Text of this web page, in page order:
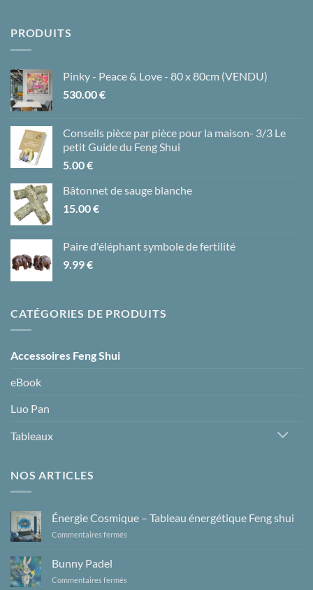
PRODUITS
Pinky - Peace & Love - 80 x 80cm (VENDU)
530.00€
Conseils pièce par pièce pour la maison- 3/3 Le
petit Guide du Feng Shui
5.00€
Bâtonnet de sauge blanche
15.00€
Paire d'éléphant symbole de fertilité
9.99€
CATÉGORIES DE PRODUITS
Accessoires Feng Shui
eBook
Luo Pan
Tableaux
NOS ARTICLES
Énergie Cosmique – Tableau énergétique Feng shui
Commentaires fermés
Tableau
Bunny Padel
Commentaires fermés